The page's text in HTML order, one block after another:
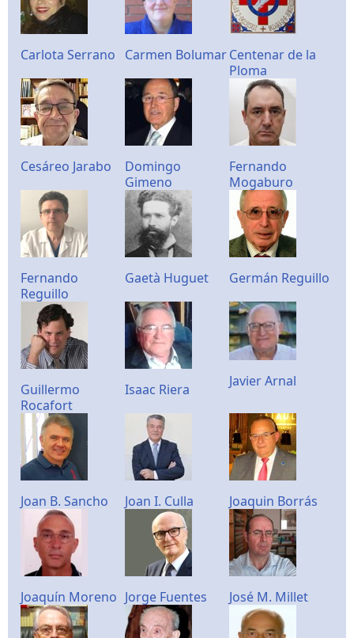
Carlota Serrano Carmen BolumarCentenar de la
Ploma
Cesáreo Jarabo
Domingo
Gimeno
Fernando
Mogaburo
Fernando
Reguillo
Gaetà Huguet Germán Reguillo
Guillermo
Rocafort
Isaac Riera Javier Arnal
Joan B. Sancho Joan I. Culla Joaquin Borrás
Joaquín Moreno Jorge Fuentes José M. Millet